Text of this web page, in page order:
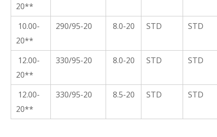
20**
10.00-
20**
290/95-20 8.0-20 STD STD
12.00-
20**
330/95-20 8.0-20 STD STD
12.00-
20**
330/95-20 8.5-20 STD STD